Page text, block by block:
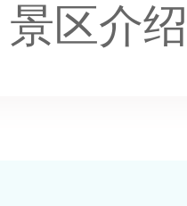
景区介绍